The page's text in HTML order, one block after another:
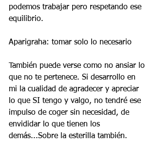
podemos trabajar pero respetando ese
equilibrio.
Aparigraha: tomar solo lo necesario
También puede verse como no ansiar lo
que no te pertenece. Si desarrollo en
mi la cualidad de agradecer y apreciar
lo que SI tengo y valgo, no tendré ese
impulso de coger sin necesidad, de
envididar lo que tienen los
demás...Sobre la esterilla también.